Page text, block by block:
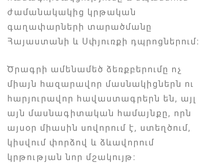
ժամանակակից կրթական
գաղափարների տարածմանը
Հայաստանի և Սփյուռքի դպրոցներում։
Ծրագրի ամենամեծ ձեռքբերումը ոչ
միայն հազարավոր մասնակիցներն ու
հարյուրավոր հավաստագրերն են, այլ
այն մասնագիտական համայնքը, որն
այսօր միասին սովորում է, ստեղծում,
կիսվում փորձով և ձևավորում
կրթության նոր մշակույթ։